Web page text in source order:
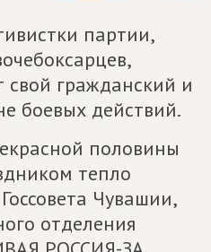
партии,
гражданский и
боевых действий.
половины
тепло
Чувашии,
отделения